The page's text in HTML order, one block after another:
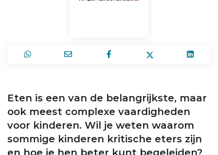
Eten is een van de belangrijkste, maar
ook meest complexe vaardigheden
voor kinderen. Wil je weten waarom
sommige kinderen kritische eters zijn
en hoe je hen beter kunt begeleiden?